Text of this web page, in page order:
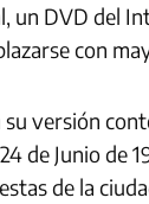
un DVD del
con
versión
de Junio de
de la